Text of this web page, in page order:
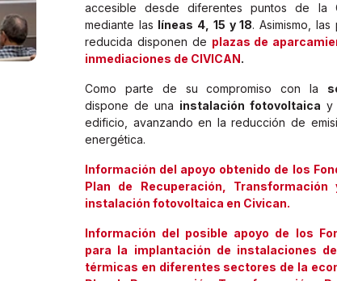
accesible desde diferentes puntos de la
mediante las líneas 4, 15 y 18. Asimismo,
reducida disponen de plazas de
inmediaciones de CIVICAN.
Como parte de su compromiso con la
dispone de una instalación fotovoltaica y
edificio, avanzando en la reducción de
energética.
Información del apoyo obtenido de los
Plan de Recuperación,
instalación fotovoltaica en Civican.
Información del posible apoyo de los
para la implantación de instalaciones
térmicas en diferentes sectores de la